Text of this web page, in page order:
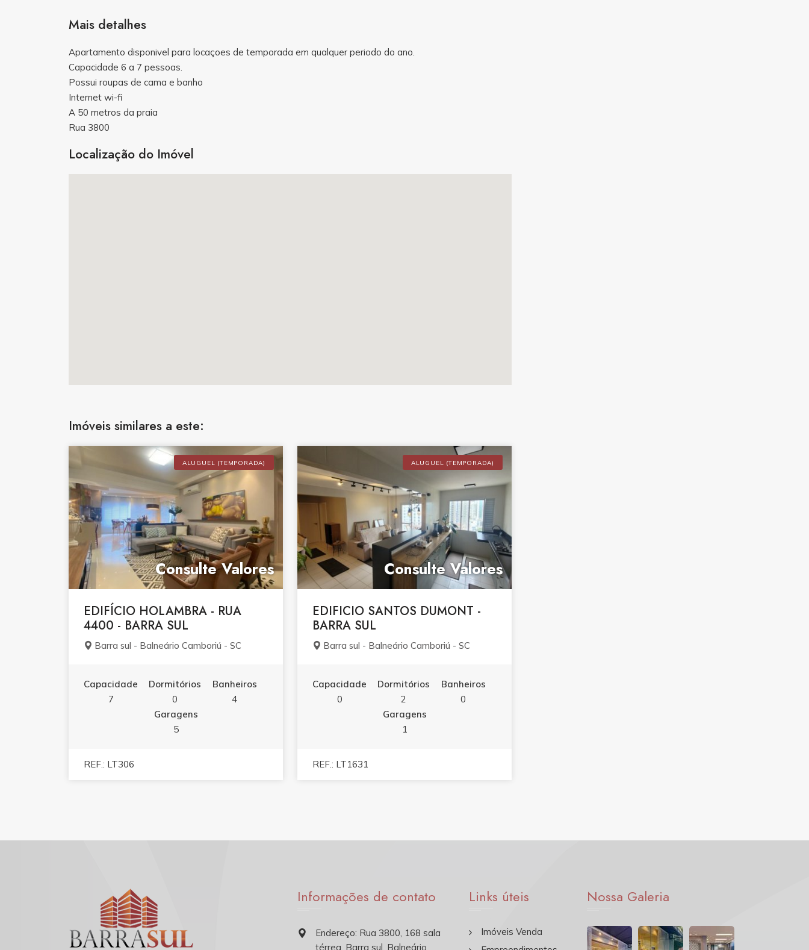
Mais detalhes
Apartamento disponivel para locaçoes de temporada em qualquer periodo do ano.
Capacidade 6 a 7 pessoas.
Possui roupas de cama e banho
Internet wi-fi
A 50 metros da praia
Rua 3800
Localização do Imóvel
Imóveis similares a este:
ALUGUEL (TEMPORADA)
Consulte Valores
EDIFÍCIO HOLAMBRA - RUA
4400 - BARRA SUL
Barra sul - Balneário Camboriú - SC
Capacidade
7
Dormitórios
0
Banheiros
4
Garagens
5
REF.: LT306
ALUGUEL (TEMPORADA)
Consulte Valores
EDIFICIO SANTOS DUMONT -
BARRA SUL
Barra sul - Balneário Camboriú - SC
Capacidade
0
Dormitórios
2
Banheiros
0
Garagens
1
REF.: LT1631
Informações de contato
Endereço: Rua 3800, 168 sala
térrea, Barra sul, Balneário
Links úteis
Imóveis Venda
Nossa Galeria